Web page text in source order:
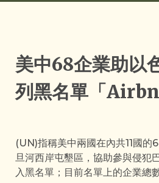
美中68企業助以
列黑名單「
(UN)指稱美中兩國在內共11國的
旦河西岸屯墾區，協助參與侵犯
入黑名單；目前名單上的企業總